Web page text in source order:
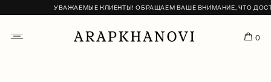
УВАЖАЕМЫЕ КЛИЕНТЫ! ОБРАЩАЕМ ВАШЕ ВНИМАНИЕ, ЧТО
0